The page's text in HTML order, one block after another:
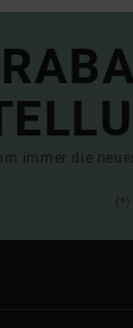
immer die